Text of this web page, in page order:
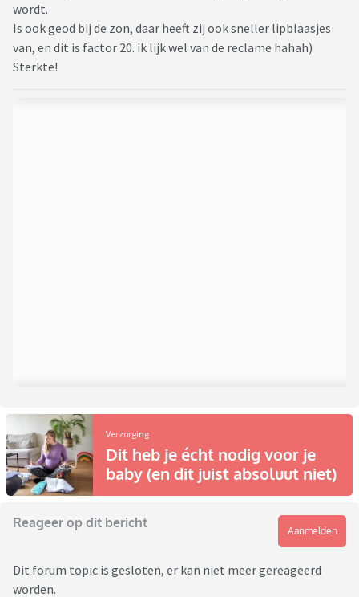
wordt.
Is ook geod bij de zon, daar heeft zij ook sneller lipblaasjes
van, en dit is factor 20. ik lijk wel van de reclame hahah)
Sterkte!
Verzorging
Dit heb je écht nodig voor je
baby (en dit juist absoluut niet)
Reageer op dit bericht
Aanmelden
Dit forum topic is gesloten, er kan niet meer gereageerd
worden.